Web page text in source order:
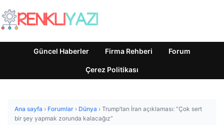
Güncel Haberler Firma Rehberi Forum
Çerez Politikası
Ana sayfa › Forumlar › Dünya › Trump’tan İran açıklaması: “Çok sert
bir şey yapmak zorunda kalacağız”